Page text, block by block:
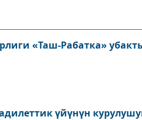
«Таш-Рабатка»
үйүнүн